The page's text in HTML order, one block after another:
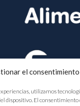
el
utilizamos
dispositivo. El